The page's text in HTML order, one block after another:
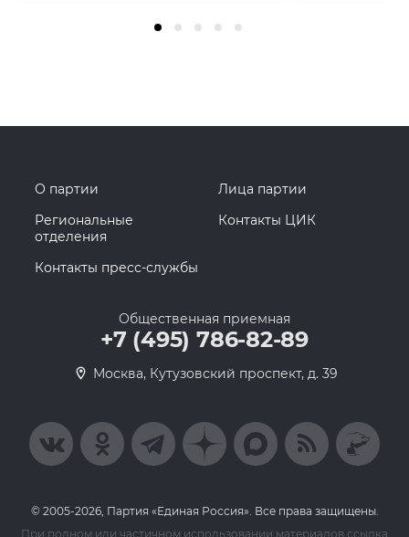
О партии
Лица партии
Региональные
отделения
Контакты ЦИК
Контакты пресс-службы
Общественная приемная
+7 (495) 786-82-89
Москва, Кутузовский проспект, д. 39
© 2005-2026, Партия «Единая Россия». Все права защищены.
При полном или частичном использовании материалов ссылка